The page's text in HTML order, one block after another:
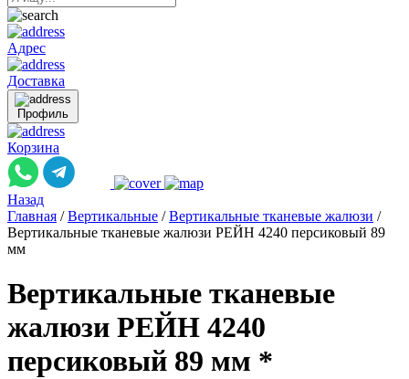
Адрес
Доставка
Профиль
Корзина
Назад
Главная / Вертикальные / Вертикальные тканевые жалюзи /
Вертикальные тканевые жалюзи РЕЙН 4240 персиковый 89
мм
Вертикальные тканевые
жалюзи РЕЙН 4240
персиковый 89 мм *